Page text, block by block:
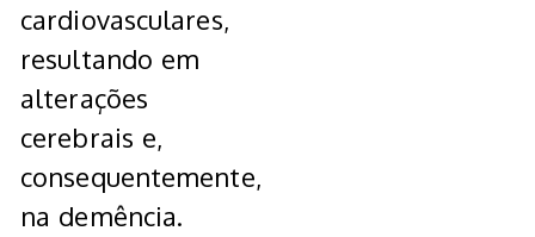
cardiovasculares,
resultando em
alterações
cerebrais e,
consequentemente,
na demência.